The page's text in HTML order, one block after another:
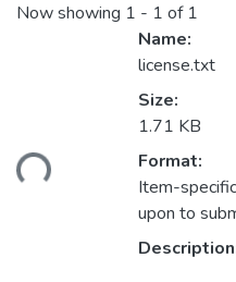
Now showing 1 - 1 of 1
Name:
license.txt
Size:
1.71 KB
Format:
Item-
upon to